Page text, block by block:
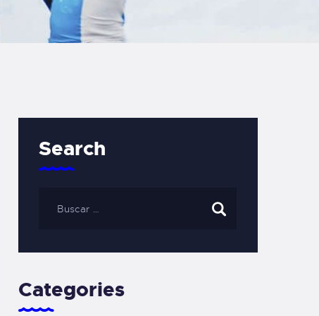
Search
Categories